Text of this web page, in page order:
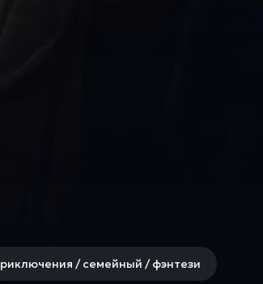
/ семейный / фэнтези